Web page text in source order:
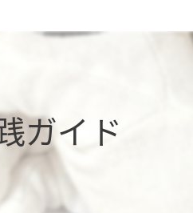
ガイド